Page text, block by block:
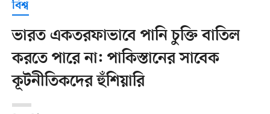
বিশ্ব
ভারত একতরফাভাবে পানি চুক্তি বাতিল
করতে পারে না: পাকিস্তানের সাবেক
কূটনীতিকদের হুঁশিয়ারি